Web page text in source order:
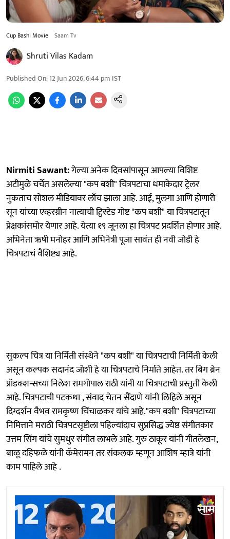
Cup Bashi Movie Saam Tv
Shruti Vilas Kadam
Published On:12 Jun 2026, 6:44 pm IST
Nirmiti Sawant:गेल्या अनेक दिवसांपासून आपल्या विशिष्ट
अटीमुळे चर्चेत असलेल्या "कप बशी" चित्रपटाचा धमाकेदार ट्रेलर
नुकताच सोशल मीडियावर लाँच झाला आहे. आई, मुलगा आणि होणारी
सून यांच्या एव्हरग्रीन नात्याची ट्विस्टेड गोष्ट "कप बशी" या चित्रपटातून
प्रेक्षकांसमोर येणार आहे. येत्या १९ जूनला हा चित्रपट प्रदर्शित होणार आहे.
अभिनेता ऋषी मनोहर आणि अभिनेत्री पूजा सावंत ही नवी जोडी हे
चित्रपटाचं वैशिष्ट्य आहे.
सुकल्प चित्र या निर्मिती संस्थेने "कप बशी" या चित्रपटाची निर्मिती केली
असून कल्पक सदानंद जोशी हे या चित्रपटाचे निर्माते आहेत. तर बिग ब्रेन
प्रॉडक्शन्सच्या निलेश रामगोपाल राठी यांनी या चित्रपटाची प्रस्तुती केली
आहे. चित्रपटाची पटकथा ​​​, संवाद चेतन सैंदाणे यांनी लिहिले असून
दिग्दर्शन वैभव रामकृष्ण चिंचाळकर यांचे आहे."कप बशी" चित्रपटाच्या
निमित्ताने मराठी चित्रपटसृष्टीला पहिल्यांदाच सुप्रसिद्ध ज्येष्ठ संगीतकार
उत्तम सिंग यांचे सुमधुर संगीत लाभले आहे. गुरु ठाकूर यांनी गीतलेखन,
बाळू दहिफळे यांनी कॅमेरामन तर संकलक म्हणून आशिष म्हात्रे यांनी
काम पाहिले आहे .